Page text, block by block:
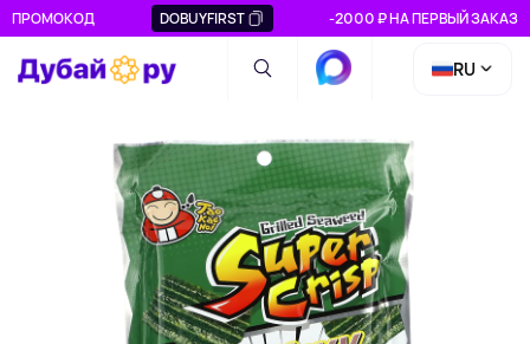
ПРОМОКОД DOBUYFIRST -2000 ₽ НА ПЕРВЫЙ ЗАКАЗ
RU